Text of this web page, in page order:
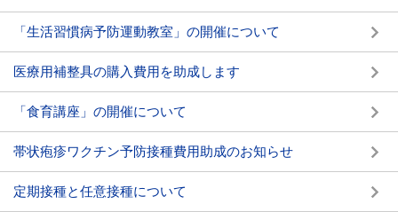
「生活習慣病予防運動教室」の開催について
医療用補整具の購入費用を助成します
「食育講座」の開催について
帯状疱疹ワクチン予防接種費用助成のお知らせ
定期接種と任意接種について